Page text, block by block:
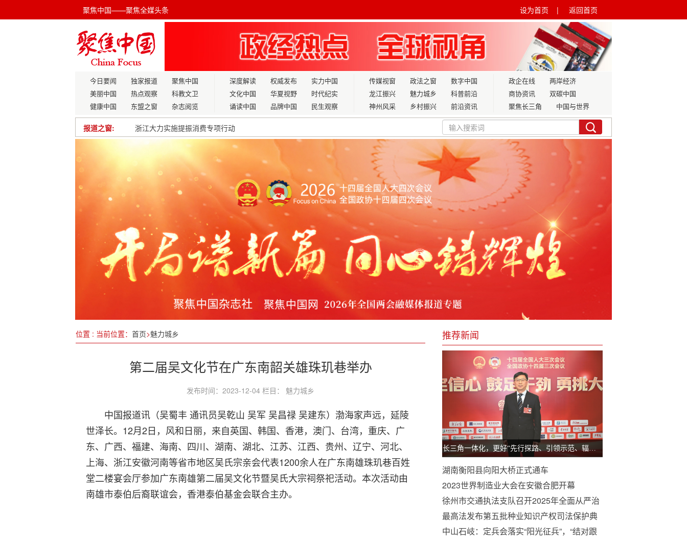
聚焦中国——聚焦全媒头条 返回首页
设为首页 |
今日要闻 独家报道
聚焦中国
美丽中国
热点观察
科教文卫
健康中国
东盟之窗 杂志阅览
深度解读 权威发布
实力中国
文化中国
华夏视野
时代纪实
诵读中国
品牌中国 民生观察
传媒视窗 政法之窗
数字中国
龙江振兴
魅力城乡
科普前沿
神州风采
乡村振兴 前沿资讯
政企在线
两岸经济
商协资讯
双碳中国
聚焦长三角
中国与世界
报道之窗:
浙江大力实施提振消费专项行动
中国财经出版传媒集团有限责任公司原党委委员、副总经理宋全安被开除党籍和公职
苏州相城经开区主要领导走访慰问科技人才
关于将气液相变蓄能喷射技术纳入国家“十五五”规划以推动无尘爆破发展的战略提案
滨州市无棣县小泊头镇传达学习贯彻县“两会”精神
聚首忆芳华，共叙话发展
穿山越岭“筑枢纽” 四通八达“惠民生” ——从“蜀道难”到“全域畅”的宣汉实践
跨层排水：李继昌的“位能”创新与“十五五”的科技自立自强答卷
5G荣获2023年度国家科学技术进步奖一等奖
李贵才：以“定制服务”重塑净水价值，为高质量发展注入“一滴水的温度”
位置 : 当前位置： 首页>魅力城乡
第二届吴文化节在广东南韶关雄珠玑巷举办
发布时间：2023-12-04 栏目： 魅力城乡
中国报道讯（吴蜀丰 通讯员吴乾山 吴军 吴昌禄 吴建东）渤海家声远，延陵
世泽长。12月2日，风和日丽，来自英国、韩国、香港，澳门、台湾，重庆、广
东、广西、福建、海南、四川、湖南、湖北、江苏、江西、贵州、辽宁、河北、
上海、浙江安徽河南等省市地区吴氏宗亲会代表1200余人在广东南雄珠玑巷百姓
堂二楼宴会厅参加广东南雄第二届吴文化节暨吴氏大宗祠祭祀活动。本次活动由
南雄市泰伯后裔联谊会，香港泰伯基金会联合主办。
推荐新闻
长三角一体化，更好“先行探路、引领示范、辐射带动”
湖南衡阳县向阳大桥正式通车
2023世界制造业大会在安徽合肥开幕
徐州市交通执法支队召开2025年全面从严治
党工作会议
最高法发布第五批种业知识产权司法保护典
型案例
中山石岐：定兵会落实“阳光征兵”，“结对跟